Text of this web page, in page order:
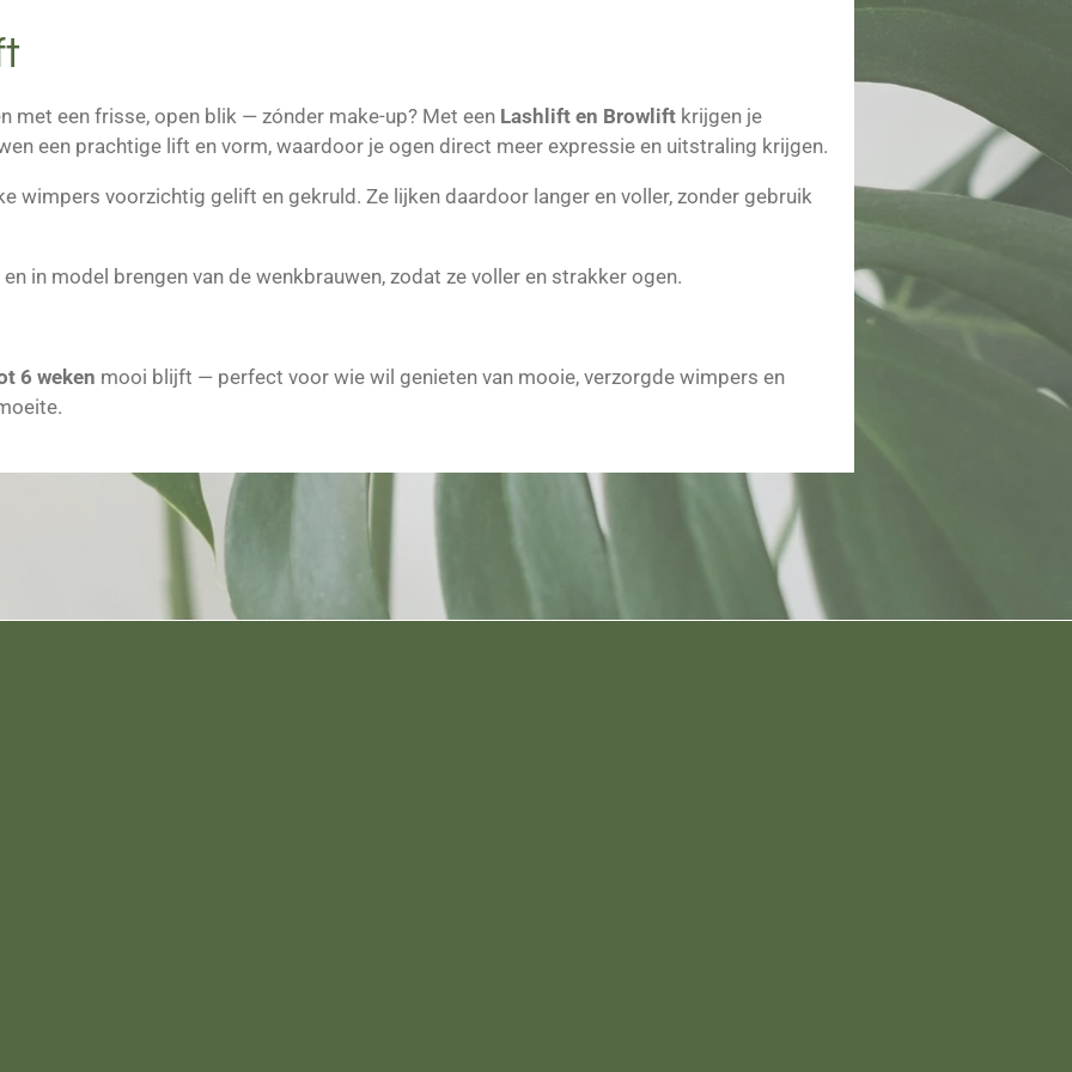
met een frisse, open blik — zónder make-up? Met een Lashlift en Browlift krijgen je
een prachtige lift en vorm, waardoor je ogen direct meer expressie en uitstraling krijgen.
wimpers voorzichtig gelift en gekruld. Ze lijken daardoor langer en voller, zonder gebruik
in model brengen van de wenkbrauwen, zodat ze voller en strakker ogen.
6 weken mooi blijft — perfect voor wie wil genieten van mooie, verzorgde wimpers en